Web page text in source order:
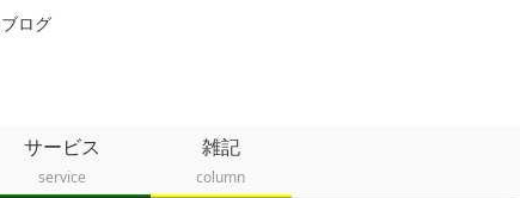
ログ
サービス
service
雑記
column